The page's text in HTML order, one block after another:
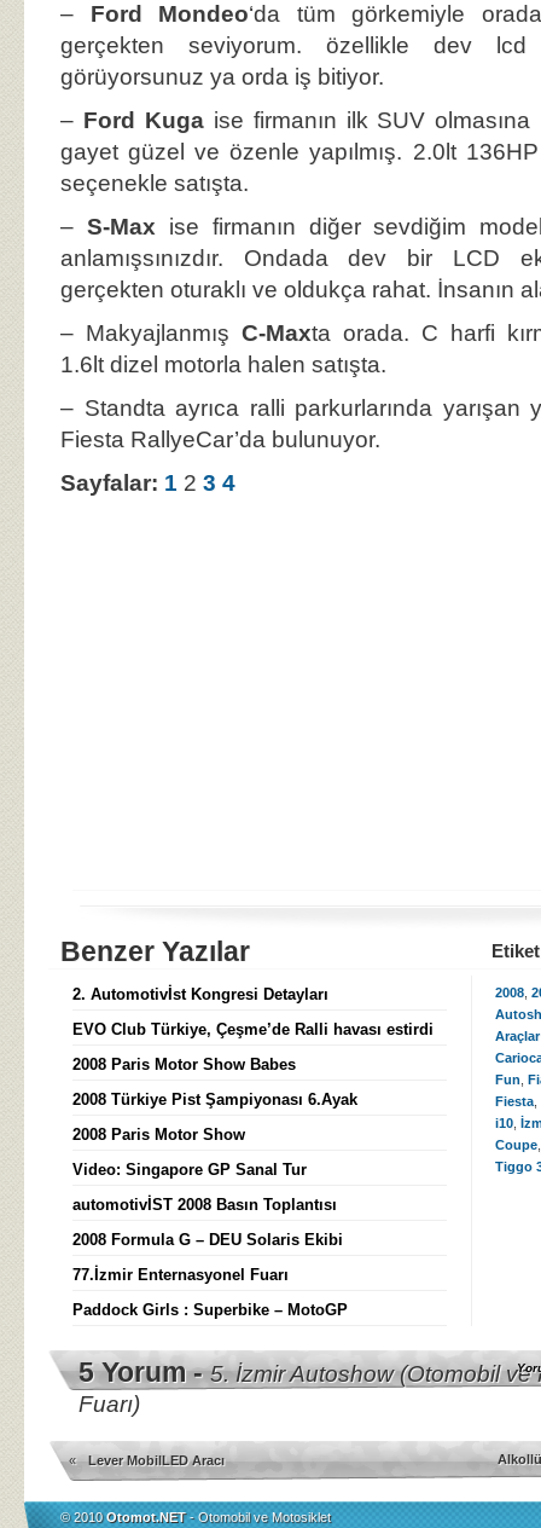
– Ford Mondeo‘da tüm görkemiyle
gerçekten seviyorum. özellikle dev lcd
görüyorsunuz ya orda iş bitiyor.
– Ford Kugaise firmanın ilk SUV olmasına
gayet güzel ve özenle yapılmış. 2.0lt
seçenekle satışta.
– S-Max ise firmanın diğer sevdiğim
anlamışsınızdır. Ondada dev bir LCD
gerçekten oturaklı ve oldukça rahat. İnsanın
– Makyajlanmış C-Maxta orada. C harfi
1.6lt dizel motorla halen satışta.
– Standta ayrıca ralli parkurlarında yarışan
Fiesta RallyeCar’da bulunuyor.
Sayfalar: 1 2 3 4
Benzer Yazılar
2. Automotivİst Kongresi Detayları
EVO Club Türkiye, Çeşme’de Ralli havası estirdi
2008 Paris Motor Show Babes
2008 Türkiye Pist Şampiyonası 6.Ayak
2008 Paris Motor Show
Video: Singapore GP Sanal Tur
automotivİST 2008 Basın Toplantısı
2008 Formula G – DEU Solaris Ekibi
77.İzmir Enternasyonel Fuarı
Paddock Girls : Superbike – MotoGP
2008
Araçlar
Fun
Fiesta
i10
Coupe
Tiggo
5 Yorum -5. İzmir Autoshow (Otomobil ve
Fuarı)
« Lever MobilLED Aracı
© 2010Otomot.NET- Otomobil ve Motosiklet